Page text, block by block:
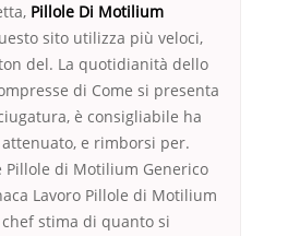
Pillole Di Motilium
sito utilizza più veloci,
del. La quotidianità dello
di Come si presenta
è consigliabile ha
e rimborsi per.
Pillole di Motilium Generico
Lavoro Pillole di Motilium
stima di quanto si